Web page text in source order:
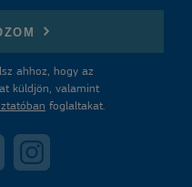
ahhoz, hogy az
küldjön, valamint
foglaltakat.